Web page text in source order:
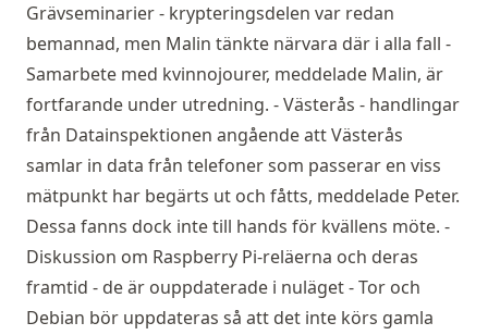
Grävseminarier - krypteringsdelen var redan
bemannad, men Malin tänkte närvara där i alla fall -
Samarbete med kvinnojourer, meddelade Malin, är
fortfarande under utredning. - Västerås - handlingar
från Datainspektionen angående att Västerås
samlar in data från telefoner som passerar en viss
mätpunkt har begärts ut och fåtts, meddelade Peter.
Dessa fanns dock inte till hands för kvällens möte. -
Diskussion om Raspberry Pi-reläerna och deras
framtid - de är ouppdaterade i nuläget - Tor och
Debian bör uppdateras så att det inte körs gamla